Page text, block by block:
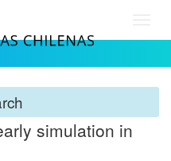
simulation in